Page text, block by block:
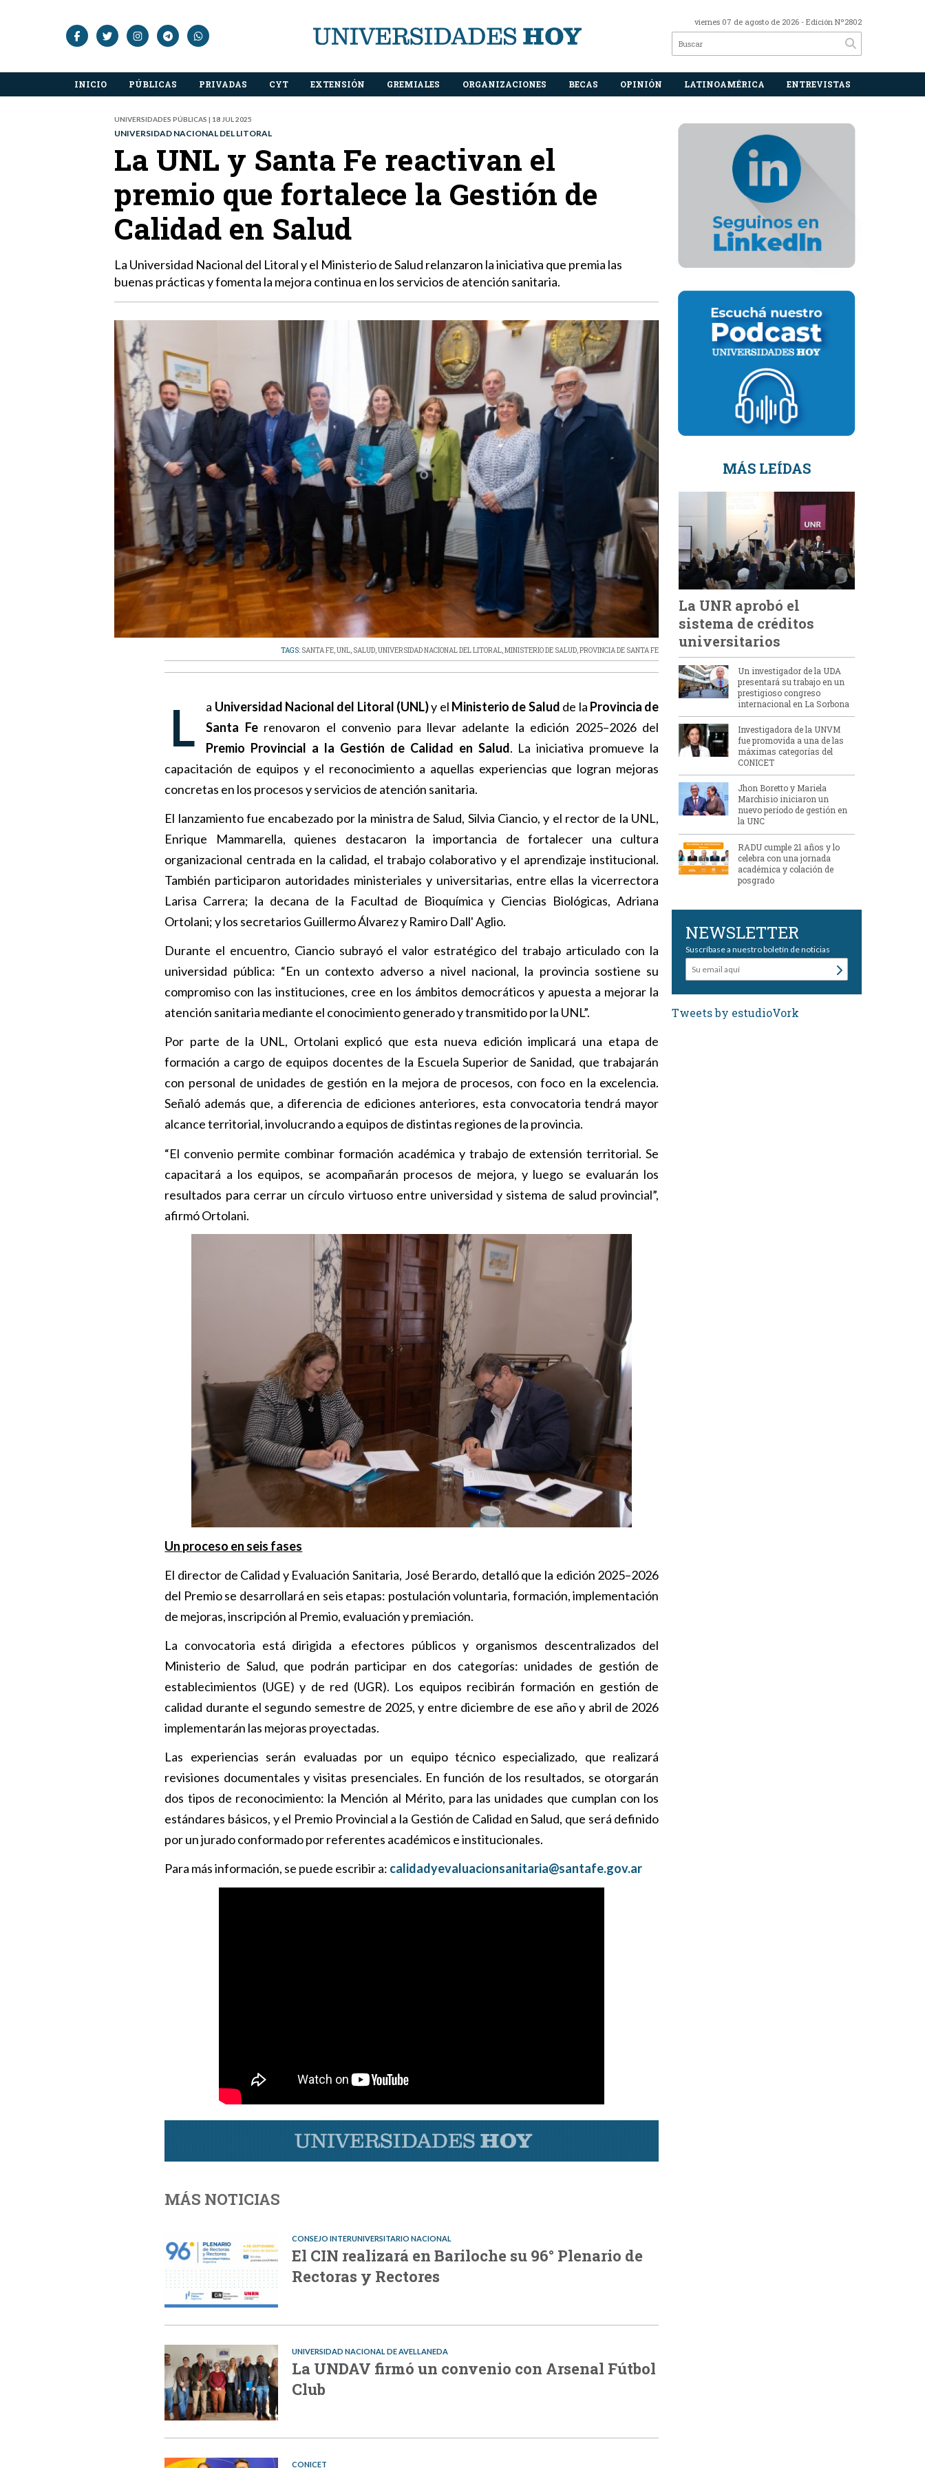
viernes 07 de agosto de 2026 - Edición Nº2802
INICIO PÚBLICAS PRIVADAS CYT EXTENSIÓN GREMIALES ORGANIZACIONES BECAS OPINIÓN LATINOAMÉRICA ENTREVISTAS
UNIVERSIDADES PÚBLICAS | 18 JUL 2025
UNIVERSIDAD NACIONAL DEL LITORAL
La UNL y Santa Fe reactivan el
premio que fortalece la Gestión de
Calidad en Salud
La Universidad Nacional del Litoral y el Ministerio de Salud relanzaron la iniciativa que premia las
buenas prácticas y fomenta la mejora continua en los servicios de atención sanitaria.
TAGS: SANTA FE,UNL, SALUD,UNIVERSIDAD NACIONAL DEL LITORAL,MINISTERIO DE SALUD,PROVINCIA DE SANTA FE
La Universidad Nacional del Litoral (UNL)y el Ministerio de Salud de la Provincia de
Santa Fe renovaron el convenio para llevar adelante la edición 2025–2026 del
Premio Provincial a la Gestión de Calidad en Salud. La iniciativa promueve la
capacitación de equipos y el reconocimiento a aquellas experiencias que logran mejoras
concretas en los procesos y servicios de atención sanitaria.
El lanzamiento fue encabezado por la ministra de Salud, Silvia Ciancio, y el rector de la UNL,
Enrique Mammarella, quienes destacaron la importancia de fortalecer una cultura
organizacional centrada en la calidad, el trabajo colaborativo y el aprendizaje institucional.
También participaron autoridades ministeriales y universitarias, entre ellas la vicerrectora
Larisa Carrera; la decana de la Facultad de Bioquímica y Ciencias Biológicas, Adriana
Ortolani; y los secretarios Guillermo Álvarez y Ramiro Dall' Aglio.
Durante el encuentro, Ciancio subrayó el valor estratégico del trabajo articulado con la
universidad pública: “En un contexto adverso a nivel nacional, la provincia sostiene su
compromiso con las instituciones, cree en los ámbitos democráticos y apuesta a mejorar la
atención sanitaria mediante el conocimiento generado y transmitido por la UNL”.
Por parte de la UNL, Ortolani explicó que esta nueva edición implicará una etapa de
formación a cargo de equipos docentes de la Escuela Superior de Sanidad, que trabajarán
con personal de unidades de gestión en la mejora de procesos, con foco en la excelencia.
Señaló además que, a diferencia de ediciones anteriores, esta convocatoria tendrá mayor
alcance territorial, involucrando a equipos de distintas regiones de la provincia.
“El convenio permite combinar formación académica y trabajo de extensión territorial. Se
capacitará a los equipos, se acompañarán procesos de mejora, y luego se evaluarán los
resultados para cerrar un círculo virtuoso entre universidad y sistema de salud provincial”,
afirmó Ortolani.
Un proceso en seis fases
El director de Calidad y Evaluación Sanitaria, José Berardo, detalló que la edición 2025–2026
del Premio se desarrollará en seis etapas: postulación voluntaria, formación, implementación
de mejoras, inscripción al Premio, evaluación y premiación.
La convocatoria está dirigida a efectores públicos y organismos descentralizados del
Ministerio de Salud, que podrán participar en dos categorías: unidades de gestión de
establecimientos (UGE) y de red (UGR). Los equipos recibirán formación en gestión de
calidad durante el segundo semestre de 2025, y entre diciembre de ese año y abril de 2026
implementarán las mejoras proyectadas.
Las experiencias serán evaluadas por un equipo técnico especializado, que realizará
revisiones documentales y visitas presenciales. En función de los resultados, se otorgarán
dos tipos de reconocimiento: la Mención al Mérito, para las unidades que cumplan con los
estándares básicos, y el Premio Provincial a la Gestión de Calidad en Salud, que será definido
por un jurado conformado por referentes académicos e institucionales.
Para más información, se puede escribir a: calidadyevaluacionsanitaria@santafe.gov.ar
MÁS NOTICIAS
CONSEJO INTERUNIVERSITARIO NACIONAL
El CIN realizará en Bariloche su 96° Plenario de
Rectoras y Rectores
UNIVERSIDAD NACIONAL DE AVELLANEDA
La UNDAV firmó un convenio con Arsenal Fútbol
Club
CONICET
MÁS LEÍDAS
La UNR aprobó el
sistema de créditos
universitarios
Un investigador de la UDA
presentará su trabajo en un
prestigioso congreso
internacional en La Sorbona
Investigadora de la UNVM
fue promovida a una de las
máximas categorías del
CONICET
Jhon Boretto y Mariela
Marchisio iniciaron un
nuevo período de gestión en
la UNC
RADU cumple 21 años y lo
celebra con una jornada
académica y colación de
posgrado
NEWSLETTER
Suscríbase a nuestro boletín de noticias
Tweets by estudioVork